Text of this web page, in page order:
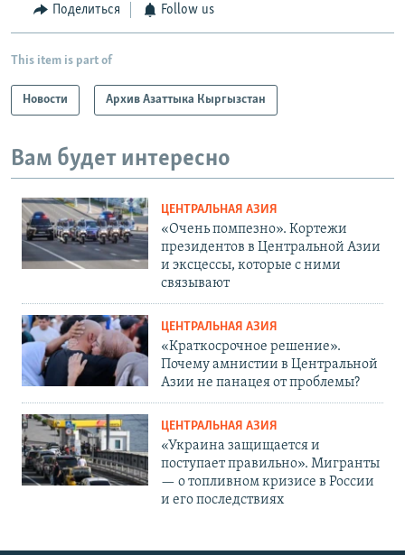
Поделиться Follow us
This item is part of
Новости Архив Азаттыка Кыргызстан
Вам будет интересно
ЦЕНТРАЛЬНАЯ АЗИЯ
«Очень помпезно». Кортежи
президентов в Центральной Азии
и эксцессы, которые с ними
связывают
ЦЕНТРАЛЬНАЯ АЗИЯ
«Краткосрочное решение».
Почему амнистии в Центральной
Азии не панацея от проблемы?
ЦЕНТРАЛЬНАЯ АЗИЯ
«Украина защищается и
поступает правильно». Мигранты
— о топливном кризисе в России
и его последствиях